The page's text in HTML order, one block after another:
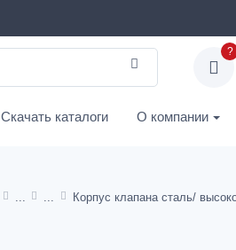
?
Скачать каталоги О компании